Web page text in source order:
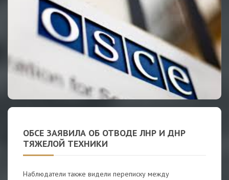
ОБСЕ ЗАЯВИЛА ОБ ОТВОДЕ ЛНР И ДНР
ТЯЖЕЛОЙ ТЕХНИКИ
Наблюдатели также видели переписку между